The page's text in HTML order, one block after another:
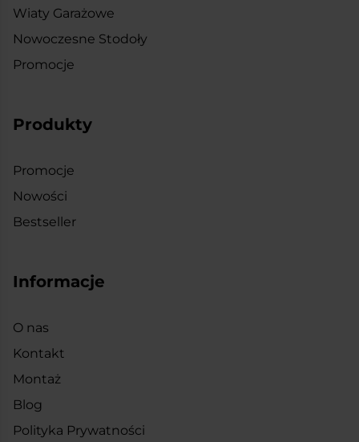
Wiaty Garażowe
Nowoczesne Stodoły
Promocje
Produkty
Promocje
Nowości
Bestseller
Informacje
O nas
Kontakt
Montaż
Blog
Polityka Prywatności